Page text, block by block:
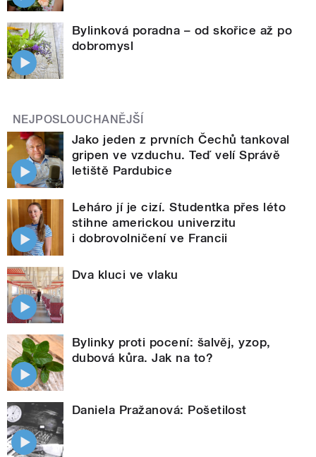
Bylinková poradna – od skořice až po
dobromysl
NEJPOSLOUCHANĚJŠÍ
Jako jeden z prvních Čechů tankoval
gripen ve vzduchu. Teď velí Správě
letiště Pardubice
Leháro jí je cizí. Studentka přes léto
stihne americkou univerzitu
i dobrovolničení ve Francii
Dva kluci ve vlaku
Bylinky proti pocení: šalvěj, yzop,
dubová kůra. Jak na to?
Daniela Pražanová: Pošetilost